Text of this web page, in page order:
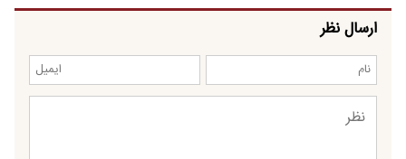
ارسال نظر